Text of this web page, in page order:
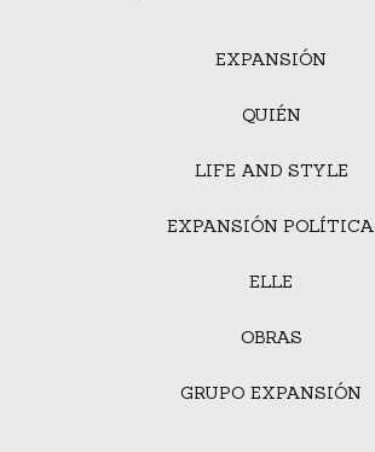
EXPANSIÓN
QUIÉN
LIFE AND STYLE
EXPANSIÓN POLÍTICA
ELLE
OBRAS
GRUPO EXPANSIÓN